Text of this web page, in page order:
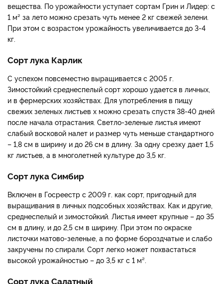
вещества. По урожайности уступает сортам Грин и Лидер: с
1 м² за лето можно срезать чуть менее 2 кг свежей зелени.
При этом с возрастом урожайность увеличивается до 3-4
кг.
Сорт лука Карлик
С успехом повсеместно выращивается с 2005 г.
Зимостойкий среднеспелый сорт хорошо удается в личных,
и в фермерских хозяйствах. Для употребления в пищу
свежих зеленых листьев х можно срезать спустя 38-40 дней
после начала отрастания. Светло-зеленые листья имеют
слабый восковой налет и размер чуть меньше стандартного
– 1,8 см в ширину и до 26 см в длину. За одну срезку дает 1,5
кг листьев, а в многолетней культуре до 3,5 кг.
Сорт лука Симбир
Включен в Госреестр с 2009 г. как сорт, пригодный для
выращивания в личных подсобных хозяйствах. Как и другие,
среднеспелый и зимостойкий. Листья имеет крупные – до 35
см в длину, и до 2,5 см в ширину. При этом по окраске
листочки матово-зеленые, а по форме бороздчатые и слабо
закручены по спирали. Сорт легко может похвастаться
высокой урожайностью – до 3,5 кг с 1 м².
Сорт лука Салатный